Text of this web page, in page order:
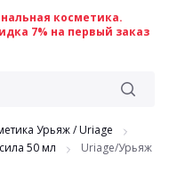
косметика.
7% на первый заказ
Урьяж / Uriage
50 мл
Uriage/Урьяж